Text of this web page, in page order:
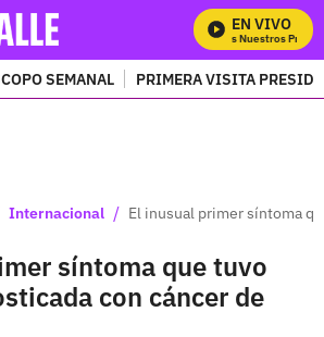
EN VIVO
Mira Todos Nuestros
SEMANAL PRIMERA VISITA
Internacional / El inusual primer síntoma
síntoma que tuvo
con cáncer de